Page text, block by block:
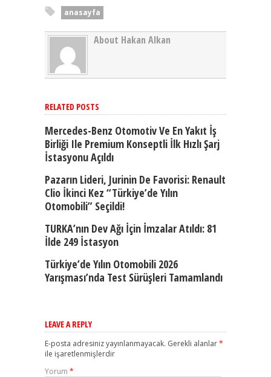
anasayfa
About Hakan Alkan
RELATED POSTS
Mercedes-Benz Otomotiv Ve En Yakıt İş
Birliği Ile Premium Konseptli İlk Hızlı Şarj
İstasyonu Açıldı
Pazarın Lideri, Jurinin De Favorisi: Renault
Clio İkinci Kez “Türkiye’de Yılın
Otomobili” Seçildi!
TURKA’nın Dev Ağı İçin İmzalar Atıldı: 81
İlde 249 İstasyon
Türkiye’de Yılın Otomobili 2026
Yarışması’nda Test Sürüşleri Tamamlandı
LEAVE A REPLY
E-posta adresiniz yayınlanmayacak. Gerekli alanlar*
ile işaretlenmişlerdir
Yorum *